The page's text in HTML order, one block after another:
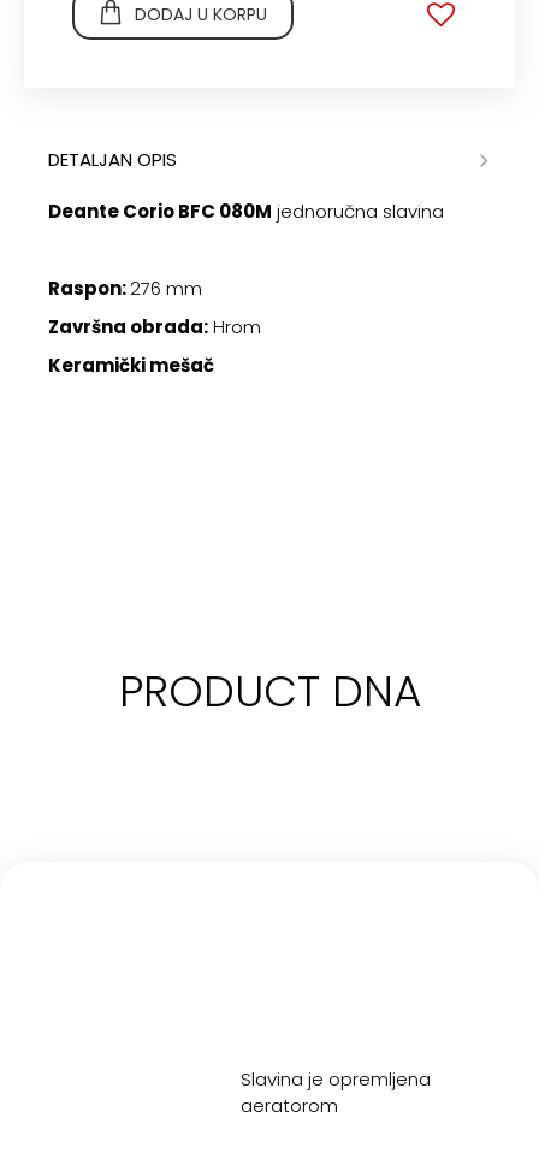
DODAJ U KORPU
DETALJAN OPIS
Deante Corio BFC 080M jednoručna slavina
Raspon:276 mm
Završna obrada:Hrom
Keramički mešač
PRODUCT DNA
Slavina je opremljena
aeratorom